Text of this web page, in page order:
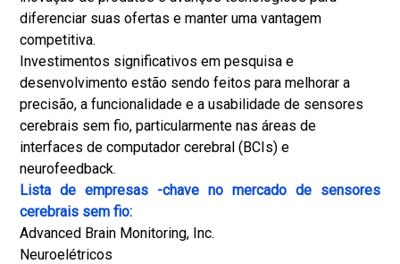
diferenciar suas ofertas e manter uma vantagem
competitiva.
Investimentos significativos em pesquisa e
desenvolvimento estão sendo feitos para melhorar a
precisão, a funcionalidade e a usabilidade de sensores
cerebrais sem fio, particularmente nas áreas de
interfaces de computador cerebral (BCIs) e
neurofeedback.
Lista de empresas -chave no mercado de sensores
cerebrais sem fio:
Advanced Brain Monitoring, Inc.
Neuroelétricos